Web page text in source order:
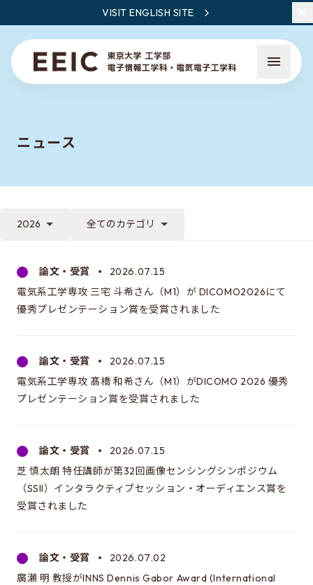
VISIT ENGLISH SITE
EEICとは
EEICで学ぶこと
EEICの授業
年間スケジュール
時間割
先輩たちの声・進路
所属学生の声
ニュース
2026 全てのカテゴリ
論文・受賞
2026.07.15
電気系工学専攻 三宅 斗希さん（M1）が DICOMO2026にて
優秀プレゼンテーション賞を受賞されました
論文・受賞
2026.07.15
電気系工学専攻 髙橋 和希さん（M1）がDICOMO 2026 優秀
プレゼンテーション賞を受賞されました
論文・受賞
2026.07.15
芝 慎太朗 特任講師が第32回画像センシングシンポジウム
（SSII）インタラクティブセッション・オーディエンス賞を
受賞されました
論文・受賞
2026.07.02
廣瀬 明 教授がINNS Dennis Gabor Award (International